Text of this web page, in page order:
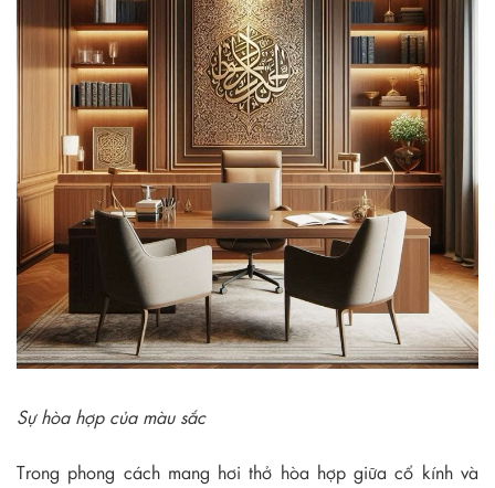
Sự hòa hợp của màu sắc
Trong phong cách mang hơi thở hòa hợp giữa cổ kính và